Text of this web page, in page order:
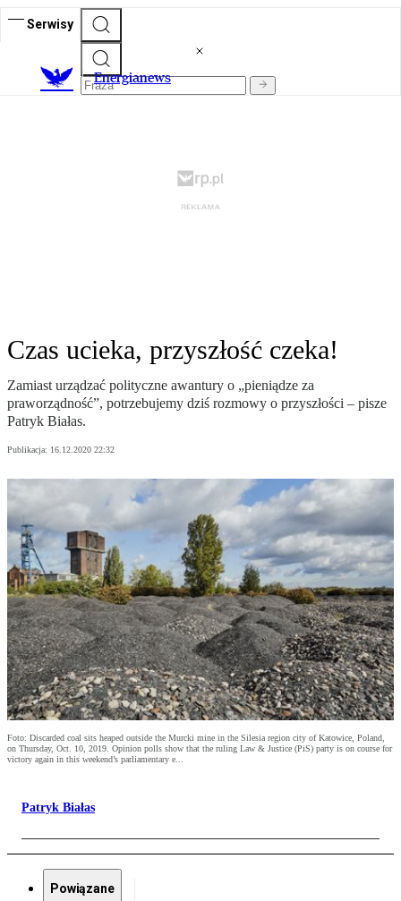
Serwisy
Energianews
Czas ucieka, przyszłość czeka!
Zamiast urządzać polityczne awantury o „pieniądze za
praworządność”, potrzebujemy dziś rozmowy o przyszłości – pisze
Patryk Białas.
Publikacja: 16.12.2020 22:32
Foto: Discarded coal sits heaped outside the Murcki mine in the Silesia region city of Katowice, Poland,
on Thursday, Oct. 10, 2019. Opinion polls show that the ruling Law & Justice (PiS) party is on course for
victory again in this weekend’s parliamentary e...
Patryk Białas
Powiązane